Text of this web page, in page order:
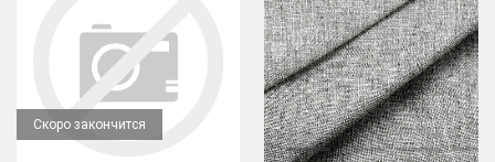
Скоро закончится